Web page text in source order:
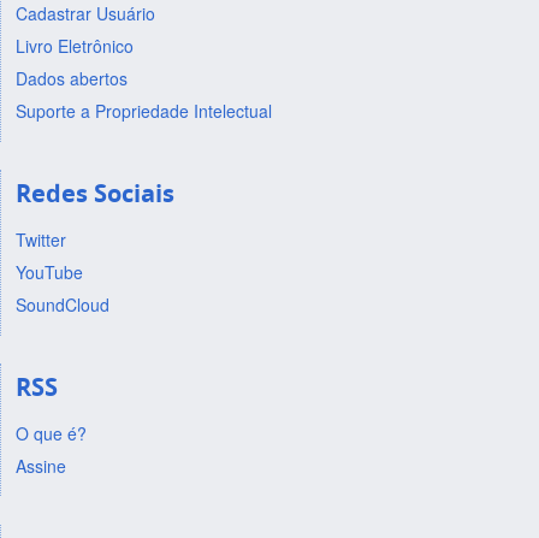
Cadastrar Usuário
Livro Eletrônico
Dados abertos
Suporte a Propriedade Intelectual
Redes Sociais
Twitter
YouTube
SoundCloud
RSS
O que é?
Assine